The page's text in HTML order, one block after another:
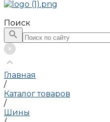
Поиск
Главная
/
Каталог товаров
/
Шины